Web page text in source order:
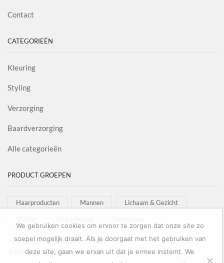
Contact
CATEGORIEËN
Kleuring
Styling
Verzorging
Baardverzorging
Alle categorieën
PRODUCT GROEPEN
Haarproducten Mannen Lichaam & Gezicht
Al onze goederen zijn inclusief
BTW afgebeeld in onze shop!
We gebruiken cookies om ervoor te zorgen dat onze site zo
soepel mogelijk draait. Als je doorgaat met het gebruiken van
deze site, gaan we ervan uit dat je ermee instemt. We